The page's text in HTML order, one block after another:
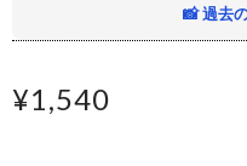
📸 過去
¥1,540